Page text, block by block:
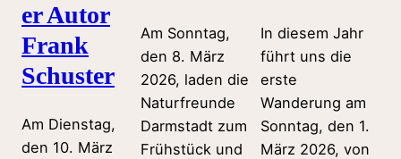
er Autor
Frank
Schuster
Am Dienstag,
den 10. März
Am Sonntag,
den 8. März
2026, laden die
Naturfreunde
Darmstadt zum
Frühstück und
In diesem Jahr
führt uns die
erste
Wanderung am
Sonntag, den 1.
März 2026, von